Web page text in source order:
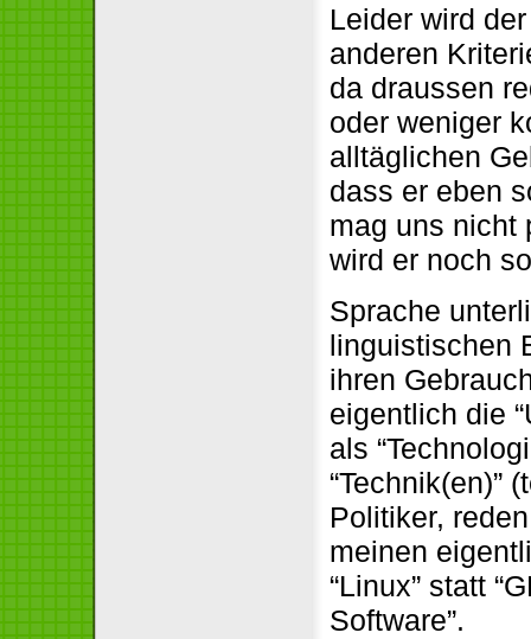
Leider wird
anderen
da draussen
oder weniger
alltäglichen
dass er eben
mag uns nicht
wird er noch
Sprache
linguistischen
ihren
eigentlich die
als
“Technik(en)”
Politiker,
meinen
“Linux” statt
Software”.